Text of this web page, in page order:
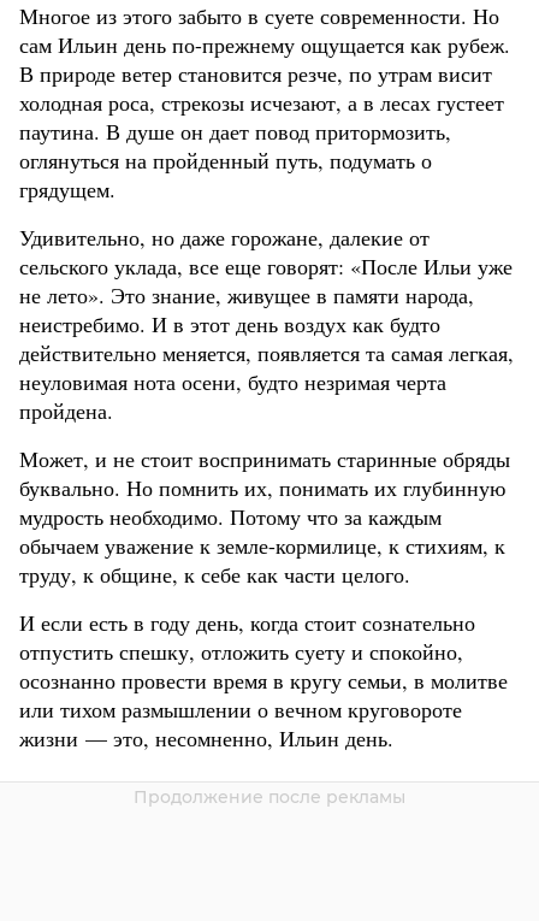
Многое из этого забыто в суете современности. Но
сам Ильин день по-прежнему ощущается как рубеж.
В природе ветер становится резче, по утрам висит
холодная роса, стрекозы исчезают, а в лесах густеет
паутина. В душе он дает повод притормозить,
оглянуться на пройденный путь, подумать о
грядущем.
Удивительно, но даже горожане, далекие от
сельского уклада, все еще говорят: «После Ильи уже
не лето». Это знание, живущее в памяти народа,
неистребимо. И в этот день воздух как будто
действительно меняется, появляется та самая легкая,
неуловимая нота осени, будто незримая черта
пройдена.
Может, и не стоит воспринимать старинные обряды
буквально. Но помнить их, понимать их глубинную
мудрость необходимо. Потому что за каждым
обычаем уважение к земле-кормилице, к стихиям, к
труду, к общине, к себе как части целого.
И если есть в году день, когда стоит сознательно
отпустить спешку, отложить суету и спокойно,
осознанно провести время в кругу семьи, в молитве
или тихом размышлении о вечном круговороте
жизни — это, несомненно, Ильин день.